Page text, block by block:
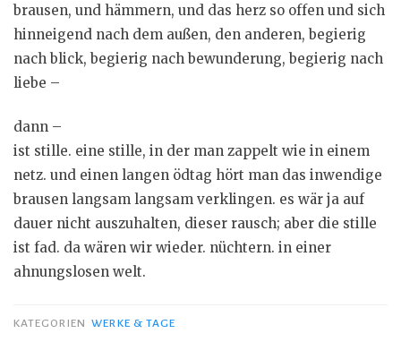
brausen, und hämmern, und das herz so offen und sich
hinneigend nach dem außen, den anderen, begierig
nach blick, begierig nach bewunderung, begierig nach
liebe –
dann –
ist stille. eine stille, in der man zappelt wie in einem
netz. und einen langen ödtag hört man das inwendige
brausen langsam langsam verklingen. es wär ja auf
dauer nicht auszuhalten, dieser rausch; aber die stille
ist fad. da wären wir wieder. nüchtern. in einer
ahnungslosen welt.
KATEGORIEN WERKE & TAGE